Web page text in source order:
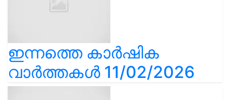
ഇന്നത്തെ കാർഷിക
വാർത്തകൾ 11/02/2026